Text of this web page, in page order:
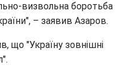
визвольна боротьба
– заявив Азаров.
що "Україну зовнішні